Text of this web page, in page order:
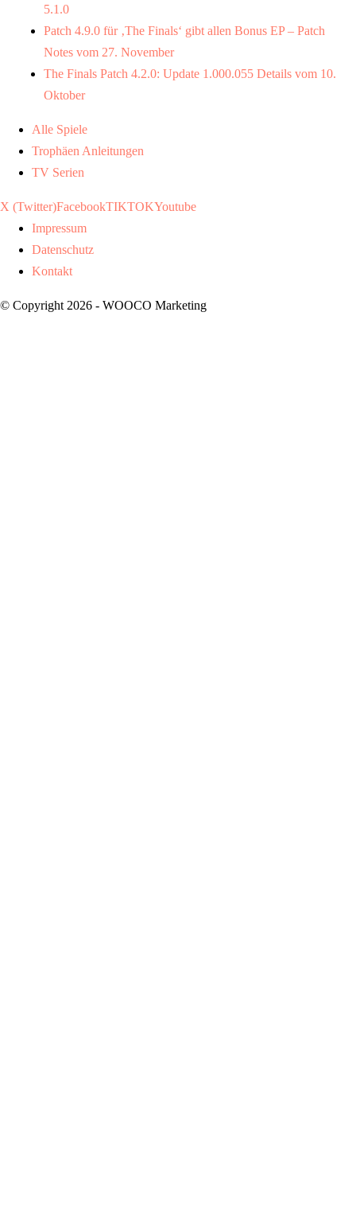
5.1.0
Patch 4.9.0 für ‚The Finals‘ gibt allen Bonus EP – Patch
Notes vom 27. November
The Finals Patch 4.2.0: Update 1.000.055 Details vom 10.
Oktober
Alle Spiele
Trophäen Anleitungen
TV Serien
X (Twitter)FacebookTIKTOKYoutube
Impressum
Datenschutz
Kontakt
© Copyright 2026 - WOOCO Marketing